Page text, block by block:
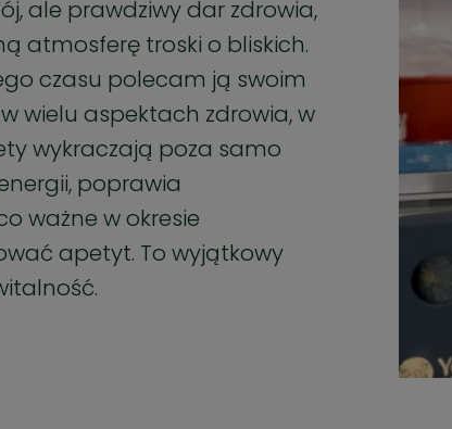
ale prawdziwy dar zdrowia,
atmosferę troski o bliskich.
czasu polecam ją swoim
wielu aspektach zdrowia, w
wykraczają poza samo
poprawia
ważne w okresie
apetyt. To wyjątkowy